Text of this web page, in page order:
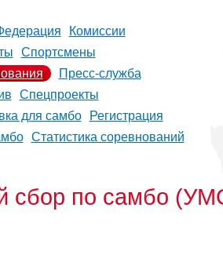
Комиссии
Спортсмены
Пресс-служба
Спецпроекты
для самбо
Регистрация
Статистика соревнований
сбор по самбо